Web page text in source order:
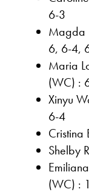
6-3
Magda
6, 6-4,
Maria
(WC) :
Xinyu
6-4
Shelby
(WC) :